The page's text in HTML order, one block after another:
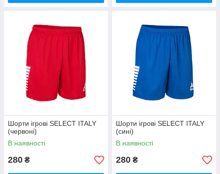
Шорти ігрові SELECT ITALY
(червоні)
В наявності
280 ₴
Шорти ігрові SELECT ITALY
(сині)
В наявності
280 ₴